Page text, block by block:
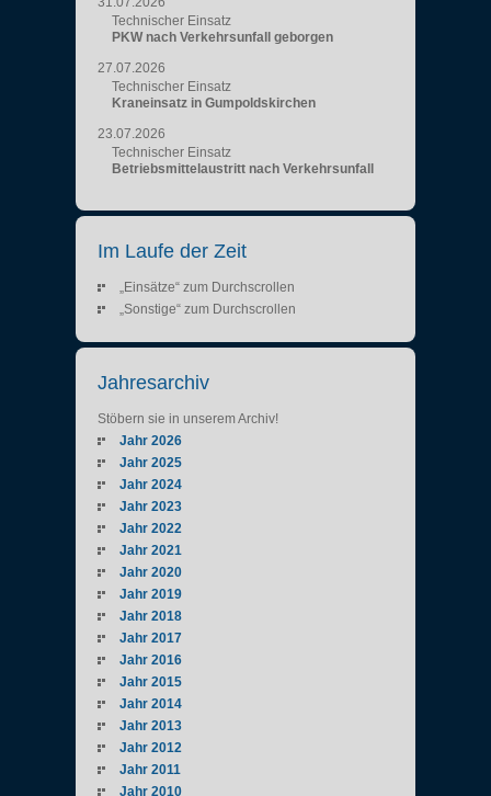
Technischer Einsatz
PKW nach Verkehrsunfall geborgen
27.07.2026
Technischer Einsatz
Kraneinsatz in Gumpoldskirchen
23.07.2026
Technischer Einsatz
Betriebsmittelaustritt nach Verkehrsunfall
Im Laufe der Zeit
„Einsätze“ zum Durchscrollen
„Sonstige“ zum Durchscrollen
Jahresarchiv
Stöbern sie in unserem Archiv!
Jahr 2026
Jahr 2025
Jahr 2024
Jahr 2023
Jahr 2022
Jahr 2021
Jahr 2020
Jahr 2019
Jahr 2018
Jahr 2017
Jahr 2016
Jahr 2015
Jahr 2014
Jahr 2013
Jahr 2012
Jahr 2011
Jahr 2010